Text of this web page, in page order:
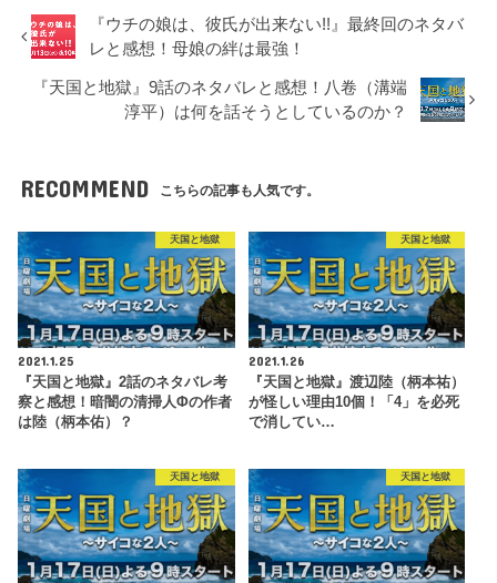
『ウチの娘は、彼氏が出来ない!!』最終回のネタバ
レと感想！母娘の絆は最強！
『天国と地獄』9話のネタバレと感想！八卷（溝端
淳平）は何を話そうとしているのか？
RECOMMEND こちらの記事も人気です。
天国と地獄
2021.1.25
『天国と地獄』2話のネタバレ考
察と感想！暗闇の清掃人Φの作者
は陸（柄本佑）？
天国と地獄
2021.1.26
『天国と地獄』渡辺陸（柄本祐）
が怪しい理由10個！「4」を必死
で消してい…
天国と地獄 天国と地獄